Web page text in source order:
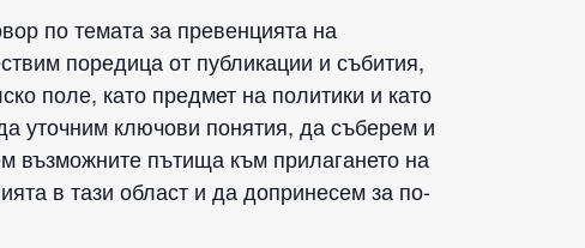
по темата за превенцията на
поредица от публикации и събития,
поле, като предмет на политики и като
уточним ключови понятия, да съберем и
възможните пътища към прилагането на
в тази област и да допринесем за по-